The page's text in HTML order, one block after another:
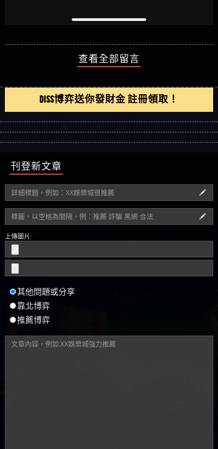
查看全部留言
DISS博弈送你發財金 註冊領取！
刊登新文章
上傳圖片:
其他問題或分享
靠北博弈
推薦博弈